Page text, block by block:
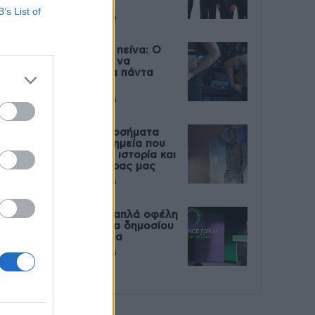
List of
27 Φεβρουαρίου 2026
Μεταπροπονητική πείνα: Ο
λόγος που θέλεις να
καταβροχθίσεις τα πάντα
μετά την άσκηση
27 Φεβρουαρίου 2026
Ωρίων – Σπάνια νοσήματα
συνδέονται με μνημεία που
διαμόρφωσαν την ιστορία και
το πνεύμα της χώρας μας
27 Φεβρουαρίου 2026
Γεωργιάδης: Πολλαπλά οφέλη
από τη συνεργασία δημοσίου
και ιδιωτικού τομέα
27 Φεβρουαρίου 2026